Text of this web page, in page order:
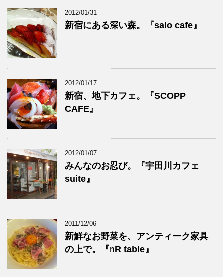
2012/01/31
新宿にある深い森。『salo cafe』
2012/01/17
新宿、地下カフェ。『SCOPP
CAFE』
2012/01/07
みんなのお忍び。『宇田川カフェ
suite』
2011/12/06
新鮮なお野菜を、アンティーク家具
の上で。『nR table』